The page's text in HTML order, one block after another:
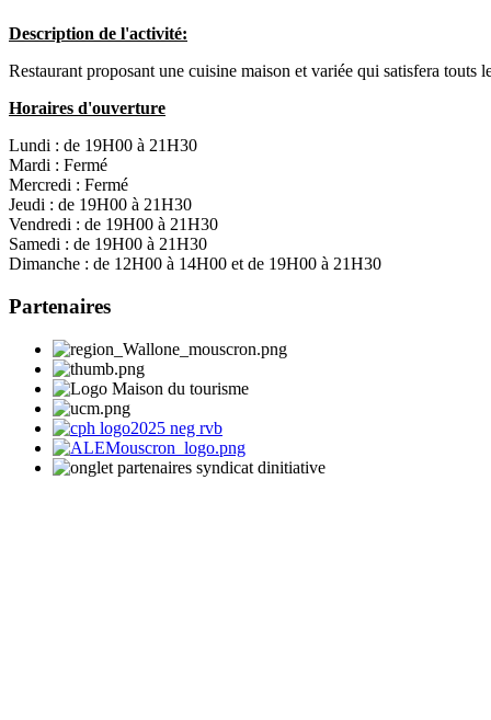
Description de l'activité:
Restaurant proposant une cuisine maison et variée qui satisfera
Horaires d'ouverture
Lundi : de 19H00 à 21H30
Mardi : Fermé
Mercredi : Fermé
Jeudi : de 19H00 à 21H30
Vendredi : de 19H00 à 21H30
Samedi : de 19H00 à 21H30
Dimanche : de 12H00 à 14H00 et de 19H00 à 21H30
Partenaires